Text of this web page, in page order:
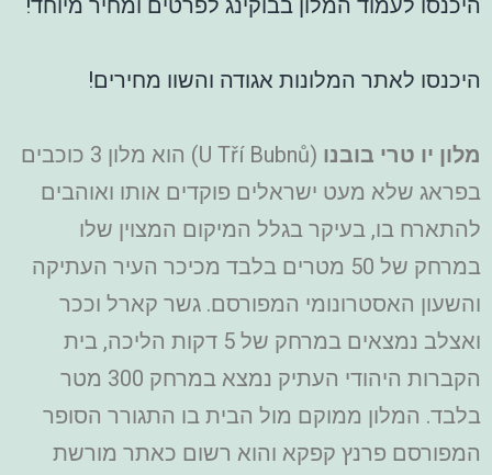
היכנסו לאתר המלונות אגודה והשוו מחירים!
מלון יו טרי בובנו
(U Tří Bubnů) הוא מלון 3 כוכבים
בפראג שלא מעט ישראלים פוקדים אותו ואוהבים
להתארח בו, בעיקר בגלל המיקום המצוין שלו
במרחק של 50 מטרים בלבד מכיכר העיר העתיקה
והשעון האסטרונומי המפורסם. גשר קארל וככר
ואצלב נמצאים במרחק של 5 דקות הליכה, בית
הקברות היהודי העתיק נמצא במרחק 300 מטר
בלבד. המלון ממוקם מול הבית בו התגורר הסופר
המפורסם פרנץ קפקא והוא רשום כאתר מורשת